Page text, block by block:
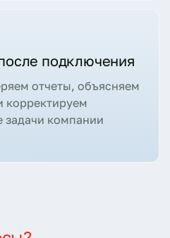
подключения
отчеты, объясняем
корректируем
задачи компании